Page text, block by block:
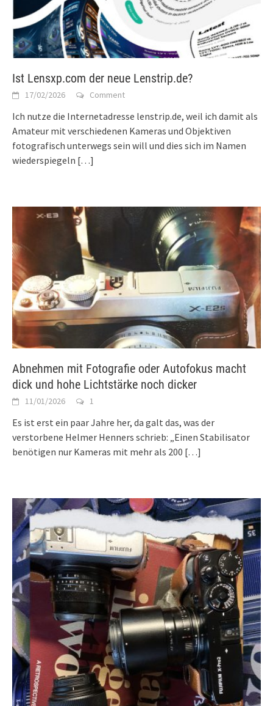
Ist Lensxp.com der neue Lenstrip.de?
17/02/2026 Comment
Ich nutze die Internetadresse lenstrip.de, weil ich damit als
Amateur mit verschiedenen Kameras und Objektiven
fotografisch unterwegs sein will und dies sich im Namen
wiederspiegeln […]
Abnehmen mit Fotografie oder Autofokus macht
dick und hohe Lichtstärke noch dicker
11/01/2026 1
Es ist erst ein paar Jahre her, da galt das, was der
verstorbene Helmer Henners schrieb: „Einen Stabilisator
benötigen nur Kameras mit mehr als 200 […]